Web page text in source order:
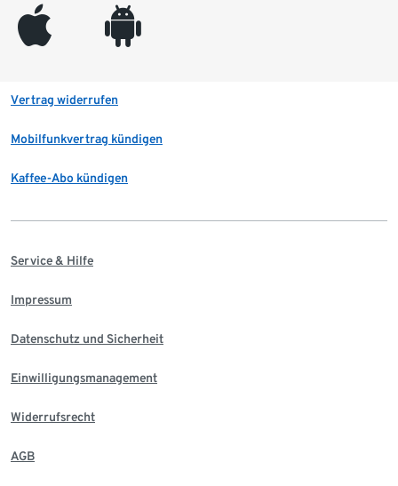
appleinc android
Vertrag widerrufen
Mobilfunkvertrag kündigen
Kaffee-Abo kündigen
Service & Hilfe
Impressum
Datenschutz und Sicherheit
Einwilligungsmanagement
Widerrufsrecht
AGB